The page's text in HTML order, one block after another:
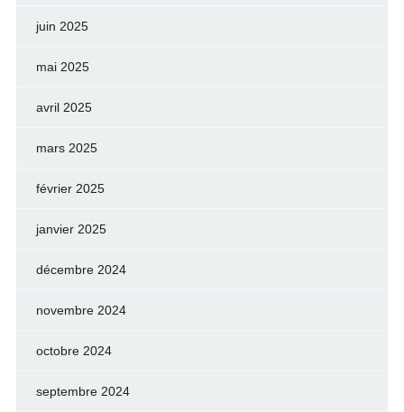
juin 2025
mai 2025
avril 2025
mars 2025
février 2025
janvier 2025
décembre 2024
novembre 2024
octobre 2024
septembre 2024